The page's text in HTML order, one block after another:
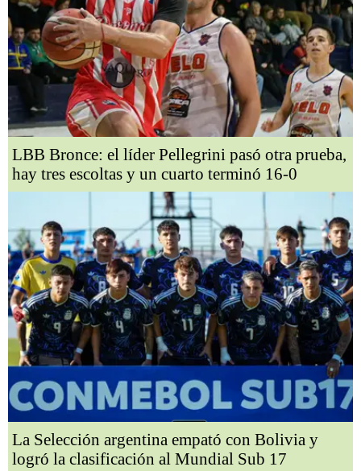
LBB Bronce: el líder Pellegrini pasó otra prueba,
hay tres escoltas y un cuarto terminó 16-0
La Selección argentina empató con Bolivia y
logró la clasificación al Mundial Sub 17